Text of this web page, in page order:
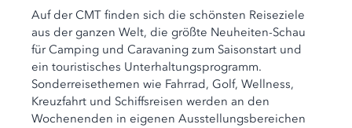
Auf der CMT finden sich die schönsten Reiseziele
aus der ganzen Welt, die größte Neuheiten-Schau
für Camping und Caravaning zum Saisonstart und
ein touristisches Unterhaltungsprogramm.
Sonderreisethemen wie Fahrrad, Golf, Wellness,
Kreuzfahrt und Schiffsreisen werden an den
Wochenenden in eigenen Ausstellungsbereichen